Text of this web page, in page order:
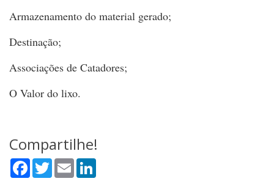
Armazenamento do material gerado;
Destinação;
Associações de Catadores;
O Valor do lixo.
Compartilhe!
Facebook
TwitterEmail